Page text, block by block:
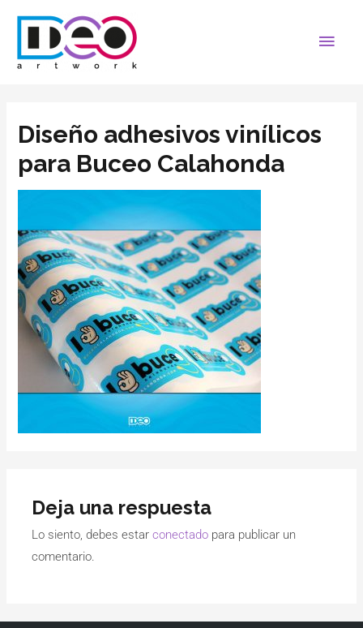
Diseño adhesivos vinílicos
para Buceo Calahonda
Deja una respuesta
Lo siento, debes estarconectado para publicar un
comentario.